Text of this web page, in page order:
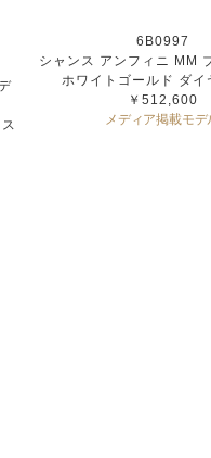
6B0997
シャンス アンフィニ MM
ホワイトゴールド ダイ
￥512,600
メディア掲載モデ